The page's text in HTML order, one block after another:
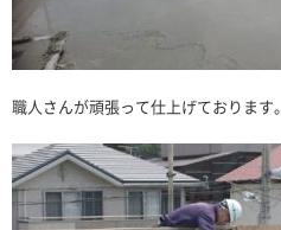
職人さんが頑張って仕上げております。